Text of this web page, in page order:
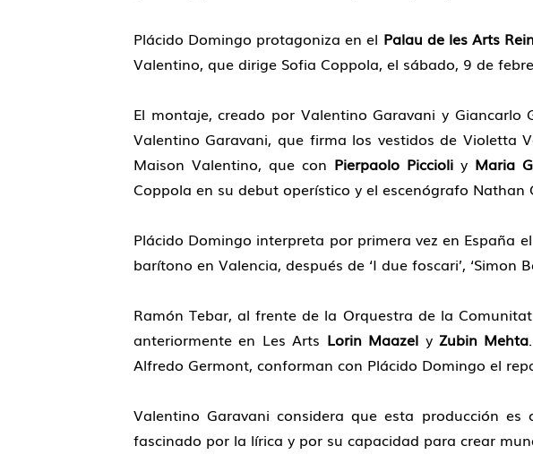
Plácido Domingo protagoniza en el Palau de les Arts
Valentino, que dirige Sofia Coppola, el sábado, 9 de
El montaje, creado por Valentino Garavani y
Valentino Garavani, que firma los vestidos de Violetta
Maison Valentino, que con Pierpaolo Piccioliy Maria
Coppola en su debut operístico y el escenógrafo
Plácido Domingo interpreta por primera vez en España
barítono en Valencia, después de ‘I due foscari’, ‘Simon
Ramón Tebar, al frente de la Orquestra de la
anteriormente en Les Arts Lorin Maazel yZubin Mehta
Alfredo Germont, conforman con Plácido Domingo el
Valentino Garavani considera que esta producción
fascinado por la lírica y por su capacidad para crear